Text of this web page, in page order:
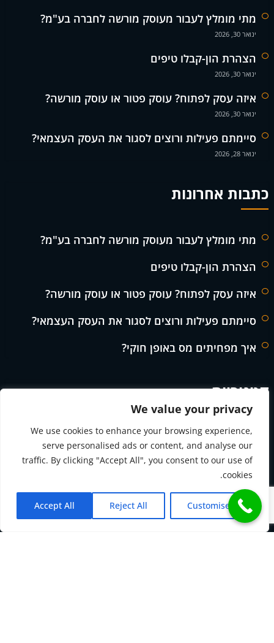
We value your privacy
We use cookies to enhance your browsing experience,
serve personalised ads or content, and analyse our
traffic. By clicking "Accept All", you consent to our use of
cookies.
Customise
Reject All
Accept All
מתי מומלץ לעבור מעוסק מורשה לחברה בע"מ?
ינואר 30, 2026
הצהרת הון-קבלו טיפים
ינואר 30, 2026
איזה עסק לפתוח? עוסק פטור או עוסק מורשה?
ינואר 30, 2026
סיימתם פעילות ורוצים לסגור את העסק העצמאי?
ינואר 28, 2026
כתבות אחרונות
מתי מומלץ לעבור מעוסק מורשה לחברה בע"מ?
הצהרת הון-קבלו טיפים
איזה עסק לפתוח? עוסק פטור או עוסק מורשה?
סיימתם פעילות ורוצים לסגור את העסק העצמאי?
איך מפחיתים מס באופן חוקי?
קטגוריות
בלוג
חברות
טיפים ומדריכים
טיפים למייצגים